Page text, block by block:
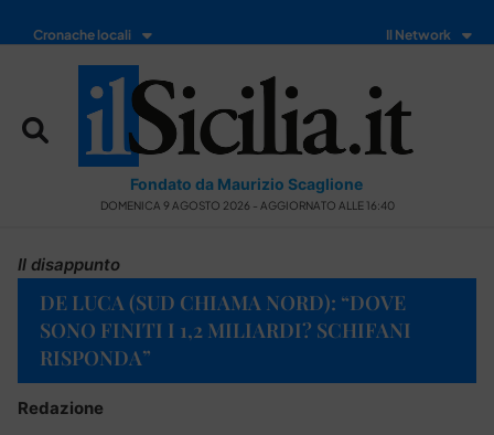
Cronache locali Il Network
Fondato da Maurizio Scaglione
DOMENICA 9 AGOSTO 2026 - AGGIORNATO ALLE 16:40
Il disappunto
DE LUCA (SUD CHIAMA NORD): “DOVE
SONO FINITI I 1,2 MILIARDI? SCHIFANI
RISPONDA”
Redazione